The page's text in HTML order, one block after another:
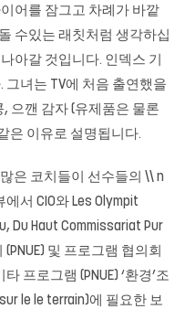
어를 잠그고 차례가 바깥
수있는 래칫처럼 생각하십
아갈 것입니다. 인덱스 기
그녀는 TV에 처음 출연했을
으깬 감자 (유제품은 물론
은 이유로 설명됩니다.
은 코치들이 선수들의 \\ n
서 CIO와 Les Olympit
Du Haut Commissariat Pur
(PNUE) 및 프로그램 협의회
프로그램 (PNUE) ‘환경’조
le le terrain)에 필요한 보